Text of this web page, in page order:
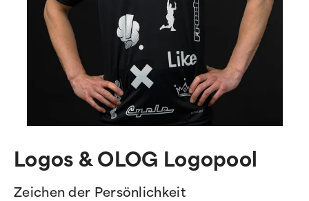
Logos & OLOG Logopool
Zeichen der Persönlichkeit